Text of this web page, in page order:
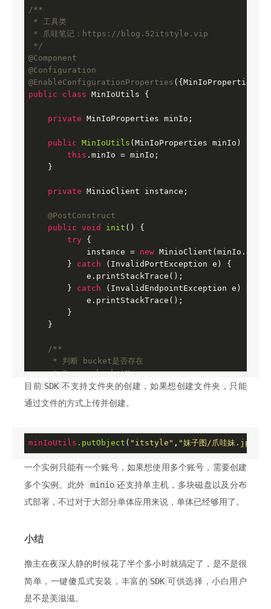
/**
* 工具类
* 爪哇笔记：https://blog.52itstyle.vip
*/
@Component
@Configuration
@EnableConfigurationProperties
public
class MinIoUtils {
private MinIoProperties minIo;
public MinIoUtils (MinIoProperties minIo)
this .minIo = minIo;
    }
private MinioClient instance;
@PostConstruct
public void init ()
{
try {
            instance =
new
        }
catch (InvalidPortException e) {
            e.printStackTrace();
        }
catch (InvalidEndpointException e) {
            e.printStackTrace();
        }
    }
/**
     * 判断 bucket是否存在
     *
@param bucketName
     *
@return
     */
public boolean bucketExists
return
        }
catch (Exception e) {
        }
return false;
     *
public void makeBucket(String bucketName){
try {
目前 SDK 不支持文件夹的创建，如果想创建文件夹，只能
通过文件的方式上传并创建。
minIoUtils .putObject ( "itstyle" , "妹子图/爪哇妹.jpg"
一个实例只能有一个账号，如果想使用多个账号，需要创建
多个实例。此外 minio 还支持单主机，多块磁盘以及分布
式部署，不过对于大部分单体应用来说，单体已经够用了。
小结
撸主在夜深人静的时候花了半个多小时就搞定了，是不是很
简单，一键傻瓜式安装，丰富的 SDK 可供选择，小白用户
是不是美滋滋。